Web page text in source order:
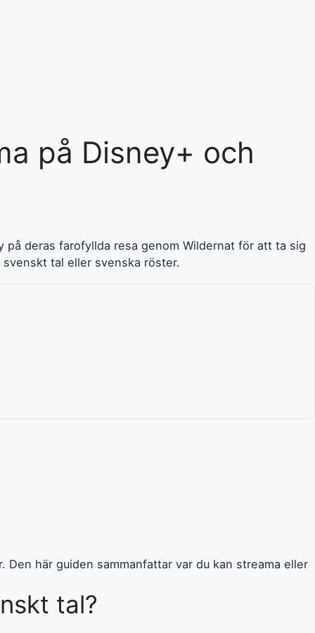
på Disney+ och
deras farofyllda resa genom Wildernat för att ta sig
tal eller svenska röster.
här guiden sammanfattar var du kan streama eller
tal?